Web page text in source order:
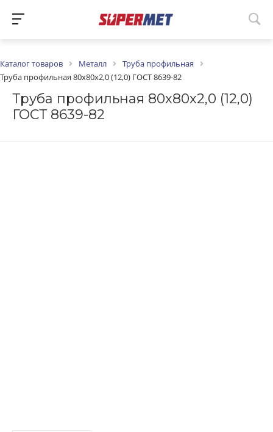
Каталог товаров Металл
Труба профильная
Труба профильная 80х80х2,0 (12,0) ГОСТ 8639-82
Труба профильная 80х80х2,0 (12,0)
ГОСТ 8639-82